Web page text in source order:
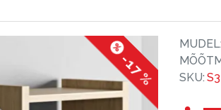
-17 %
MUDEL:
SKU: